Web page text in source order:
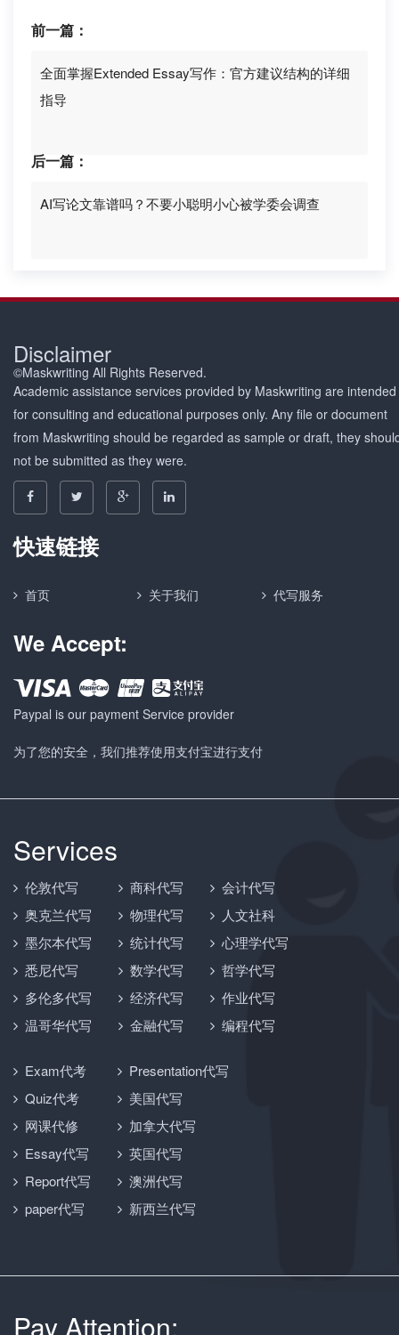
前一篇：
全面掌握Extended Essay写作：官方建议结构的详细
指导
后一篇：
AI写论文靠谱吗？不要小聪明小心被学委会调查
Disclaimer
©Maskwriting All Rights Reserved.
Academic assistance services provided by Maskwriting are intended
for consulting and educational purposes only. Any file or document
from Maskwriting should be regarded as sample or draft, they
not be submitted as they were.
快速链接
首页 关于我们 代写服务
We Accept:
Paypal is our payment Service provider
为了您的安全，我们推荐使用支付宝进行支付
Services
伦敦代写
奥克兰代写
墨尔本代写
悉尼代写
多伦多代写
温哥华代写
商科代写
物理代写
统计代写
数学代写
经济代写
金融代写
会计代写
人文社科
心理学代写
哲学代写
作业代写
编程代写
Exam代考
Quiz代考
网课代修
Essay代写
Report代写
paper代写
Presentation代写
美国代写
加拿大代写
英国代写
澳洲代写
新西兰代写
Pay Attention: